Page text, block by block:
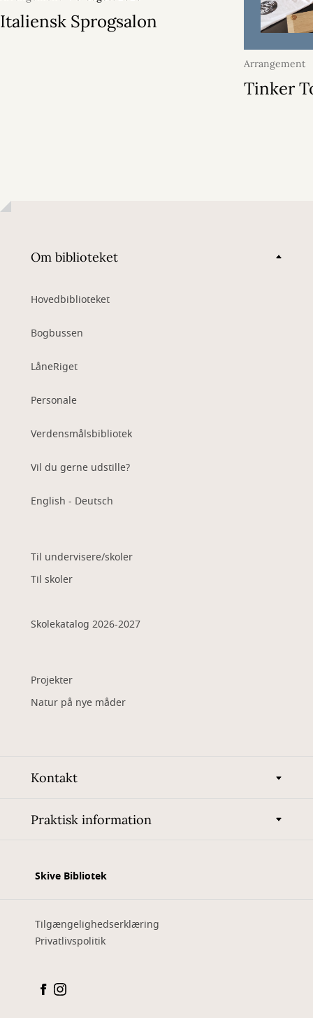
Italiensk Sprogsalon
Arrangement
2026
Tinker
Om biblioteket
Hovedbiblioteket
Bogbussen
LåneRiget
Personale
Verdensmålsbibliotek
Vil du gerne udstille?
English - Deutsch
Til undervisere/skoler
Til skoler
Skolekatalog 2026-2027
Projekter
Natur på nye måder
Kontakt
Praktisk information
Skive Bibliotek
Tilgængelighedserklæring
Privatlivspolitik